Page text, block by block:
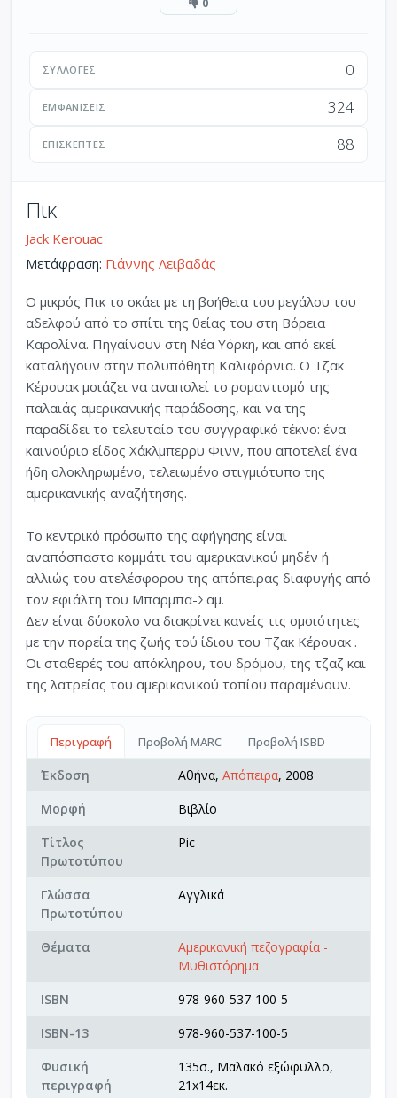
ΣΥΛΛΟΓΈΣ 0
ΕΜΦΑΝΊΣΕΙΣ 324
ΕΠΙΣΚΈΠΤΕΣ 88
Πικ
Jack Kerouac
Μετάφραση: Γιάννης Λειβαδάς
Ο μικρός Πικ το σκάει με τη βοήθεια του μεγάλου του
αδελφού από το σπίτι της θείας του στη Βόρεια
Καρολίνα. Πηγαίνουν στη Νέα Υόρκη, και από εκεί
καταλήγουν στην πολυπόθητη Καλιφόρνια. Ο Τζακ
Κέρουακ μοιάζει να αναπολεί το ρομαντισμό της
παλαιάς αμερικανικής παράδοσης, και να της
παραδίδει το τελευταίο του συγγραφικό τέκνο: ένα
καινούριο είδος Χάκλμπερρυ Φινν, που αποτελεί ένα
ήδη ολοκληρωμένο, τελειωμένο στιγμιότυπο της
αμερικανικής αναζήτησης.
Το κεντρικό πρόσωπο της αφήγησης είναι
αναπόσπαστο κομμάτι του αμερικανικού μηδέν ή
αλλιώς του ατελέσφορου της απόπειρας διαφυγής από
τον εφιάλτη του Μπαρμπα-Σαμ.
Δεν είναι δύσκολο να διακρίνει κανείς τις ομοιότητες
με την πορεία της ζωής τού ίδιου του Τζακ Κέρουακ .
Οι σταθερές του απόκληρου, του δρόμου, της τζαζ και
της λατρείας του αμερικανικού τοπίου παραμένουν.
Περιγραφή Προβολή MARC Προβολή ISBD
Έκδοση Αθήνα, Απόπειρα, 2008
Μορφή
Βιβλίο
Τίτλος
Πρωτοτύπου
Pic
Γλώσσα
Πρωτοτύπου
Αγγλικά
Θέματα
Αμερικανική πεζογραφία -
Μυθιστόρημα
ISBN
978-960-537-100-5
ISBN-13
978-960-537-100-5
Φυσική
περιγραφή
135σ., Μαλακό εξώφυλλο,
21x14εκ.